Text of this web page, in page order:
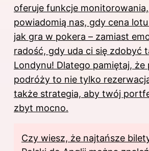
oferuje funkcje
powiadomią nas, gdy cena
jak gra w pokera – zamiast
radość, gdy uda ci się zdobyć
Londynu! Dlatego pamiętaj, że
podróży to nie tylko
także strategia, aby twój
zbyt mocno.
Czy wiesz, że najtańsze